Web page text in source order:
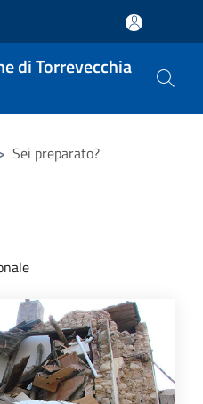
di Torrevecchia
Sei preparato?